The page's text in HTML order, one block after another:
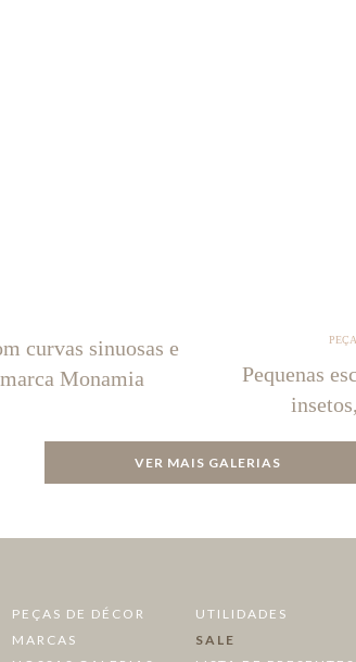
curvas sinuosas e
Monamia
Pequenas
VER MAIS GALERIAS
PEÇAS DE DÉCOR
UTILIDADES
MARCAS
SALE